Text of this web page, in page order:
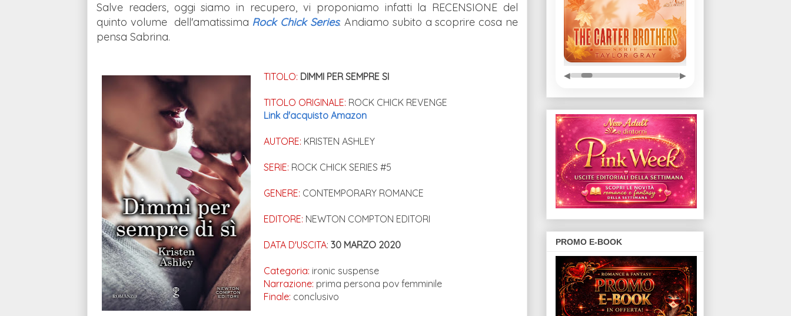
Salve readers, oggi siamo in recupero, vi proponiamo infatti la RECENSIONE del
quinto volume dell'amatissima Rock Chick Series. Andiamo subito a scoprire cosa ne
pensa Sabrina.
TITOLO: DIMMI PER SEMPRE SI
TITOLO ORIGINALE: ROCK CHICK REVENGE
Link d'acquisto Amazon
AUTORE: KRISTEN ASHLEY
SERIE: ROCK CHICK SERIES #5
GENERE: CONTEMPORARY ROMANCE
EDITORE: NEWTON COMPTON EDITORI
DATA D'USCITA: 30 MARZO 2020
Categoria: ironic suspense
Narrazione: prima persona pov femminile
Finale: conclusivo
◀ ▶
PROMO E-BOOK